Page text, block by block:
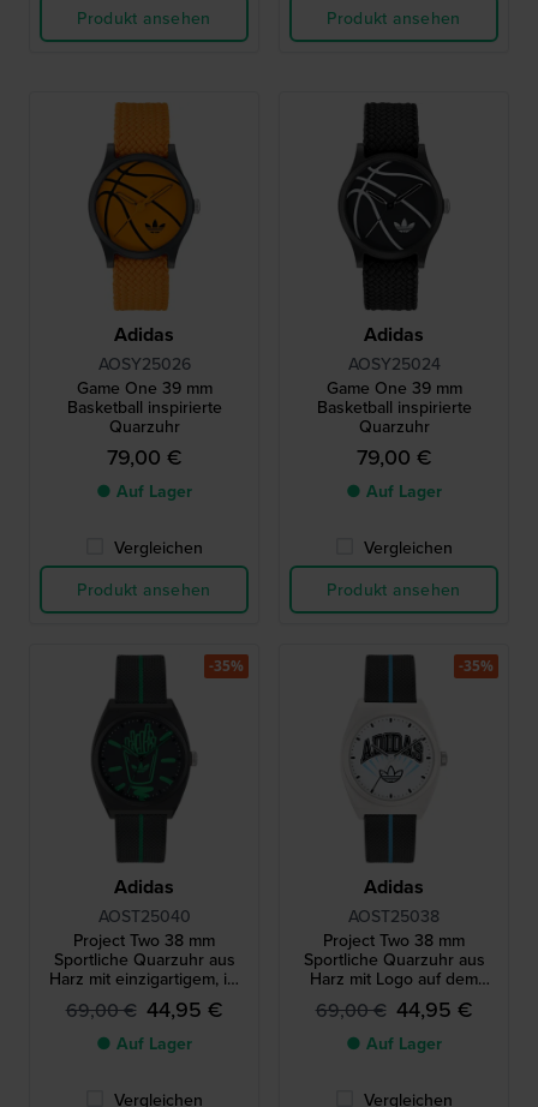
Produkt ansehen
Produkt ansehen
Adidas
AOSY25026
Game One 39 mm
Basketball inspirierte
Quarzuhr
79,00 €
● Auf Lager
Vergleichen
Produkt ansehen
Adidas
AOSY25024
Game One 39 mm
Basketball inspirierte
Quarzuhr
79,00 €
● Auf Lager
Vergleichen
Produkt ansehen
Adidas
AOST25040
Project Two 38 mm
Sportliche Quarzuhr aus
Harz mit einzigartigem, im
Dunkeln leuchtendem
Zifferblatt
69,00 € 44,95 €
● Auf Lager
Vergleichen
-35%
Adidas
AOST25038
Project Two 38 mm
Sportliche Quarzuhr aus
Harz mit Logo auf dem
Zifferblatt
69,00 € 44,95 €
● Auf Lager
Vergleichen
-35%